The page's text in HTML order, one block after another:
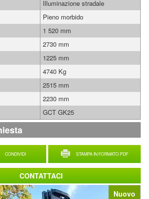
Nuovo
CONDIVIDI STAMPA IN FORMATO PDF
Illuminazione stradale
Pieno morbido
1 520 mm
2730 mm
1225 mm
4740 Kg
2515 mm
2230 mm
GCT GK25
CONTATTACI